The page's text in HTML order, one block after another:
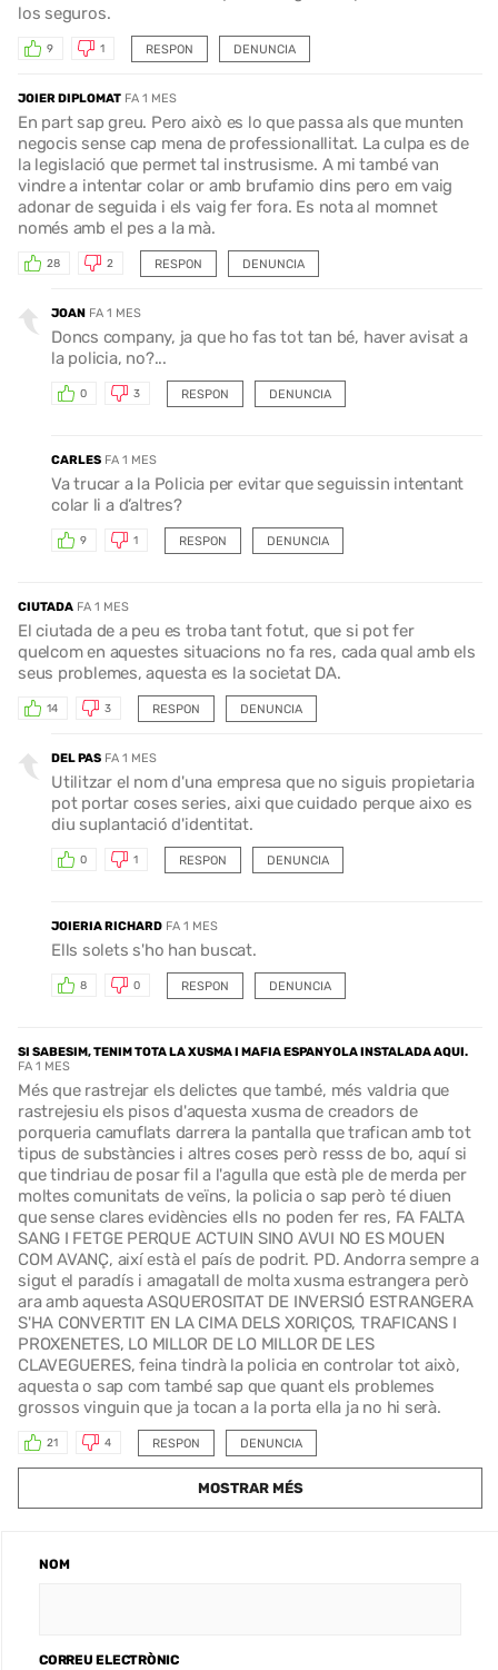
los seguros.
RESPON
9 1 DENUNCIA
JOIER DIPLOMAT FA 1 MES
En part sap greu. Pero això es lo que passa als que munten
negocis sense cap mena de professionallitat. La culpa es de
la legislació que permet tal instrusisme. A mi també van
vindre a intentar colar or amb brufamio dins pero em vaig
adonar de seguida i els vaig fer fora. Es nota al momnet
només amb el pes a la mà.
RESPON
28 2 DENUNCIA
JOAN FA 1 MES
Doncs company, ja que ho fas tot tan bé, haver avisat a
la policia, no?...
RESPON
0 3 DENUNCIA
CARLES FA 1 MES
Va trucar a la Policia per evitar que seguissin intentant
colar li a d’altres?
RESPON
9 1 DENUNCIA
CIUTADA FA 1 MES
El ciutada de a peu es troba tant fotut, que si pot fer
quelcom en aquestes situacions no fa res, cada qual amb els
seus problemes, aquesta es la societat DA.
RESPON
14 3 DENUNCIA
DEL PAS FA 1 MES
Utilitzar el nom d'una empresa que no siguis propietaria
pot portar coses series, aixi que cuidado perque aixo es
diu suplantació d'identitat.
RESPON
0 1 DENUNCIA
JOIERIA RICHARD FA 1 MES
Ells solets s'ho han buscat.
RESPON
8 0 DENUNCIA
SI SABESIM, TENIM TOTA LA XUSMA I MAFIA ESPANYOLA INSTALADA AQUI.
FA 1 MES
Més que rastrejar els delictes que també, més valdria que
rastrejesiu els pisos d'aquesta xusma de creadors de
porqueria camuflats darrera la pantalla que trafican amb tot
tipus de substàncies i altres coses però resss de bo, aquí si
que tindriau de posar fil a l'agulla que està ple de merda per
moltes comunitats de veïns, la policia o sap però té diuen
que sense clares evidències ells no poden fer res, FA FALTA
SANG I FETGE PERQUE ACTUIN SINO AVUI NO ES MOUEN
COM AVANÇ, així està el país de podrit. PD. Andorra sempre a
sigut el paradís i amagatall de molta xusma estrangera però
ara amb aquesta ASQUEROSITAT DE INVERSIÓ ESTRANGERA
S'HA CONVERTIT EN LA CIMA DELS XORIÇOS, TRAFICANS I
PROXENETES, LO MILLOR DE LO MILLOR DE LES
CLAVEGUERES, feina tindrà la policia en controlar tot això,
aquesta o sap com també sap que quant els problemes
grossos vinguin que ja tocan a la porta ella ja no hi serà.
RESPON
21 4 DENUNCIA
MOSTRAR MÉS
NOM
CORREU ELECTRÒNIC